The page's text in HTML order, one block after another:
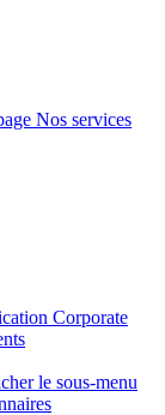
Nos services
Corporate
le sous-menu